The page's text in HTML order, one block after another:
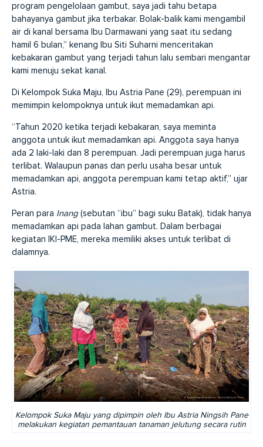
program pengelolaan gambut, saya jadi tahu betapa
bahayanya gambut jika terbakar. Bolak-balik kami mengambil
air di kanal bersama Ibu Darmawani yang saat itu sedang
hamil 6 bulan,” kenang Ibu Siti Suharni menceritakan
kebakaran gambut yang terjadi tahun lalu sembari mengantar
kami menuju sekat kanal.
Di Kelompok Suka Maju, Ibu Astria Pane (29), perempuan ini
memimpin kelompoknya untuk ikut memadamkan api.
“Tahun 2020 ketika terjadi kebakaran, saya meminta
anggota untuk ikut memadamkan api. Anggota saya hanya
ada 2 laki-laki dan 8 perempuan. Jadi perempuan juga harus
terlibat. Walaupun panas dan perlu usaha besar untuk
memadamkan api, anggota perempuan kami tetap aktif,” ujar
Astria.
Peran para Inang(sebutan “ibu” bagi suku Batak), tidak hanya
memadamkan api pada lahan gambut. Dalam berbagai
kegiatan IKI-PME, mereka memiliki akses untuk terlibat di
dalamnya.
Kelompok Suka Maju yang dipimpin oleh Ibu Astria Ningsih Pane
melakukan kegiatan pemantauan tanaman jelutung secara rutin